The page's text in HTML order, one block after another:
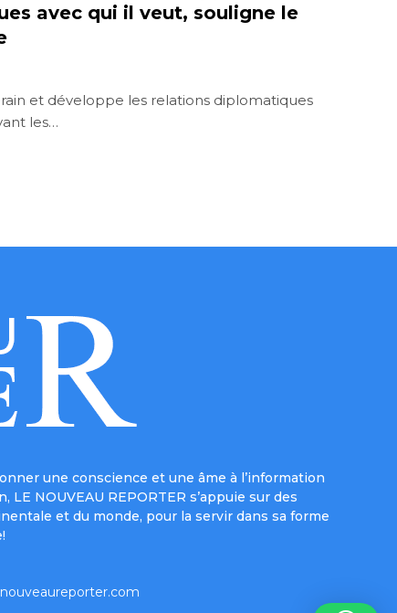
avec qui il veut, souligne le
et développe les relations diplomatiques
les…
une conscience et une âme à l’information
NOUVEAU REPORTER s’appuie sur des
et du monde, pour la servir dans sa forme